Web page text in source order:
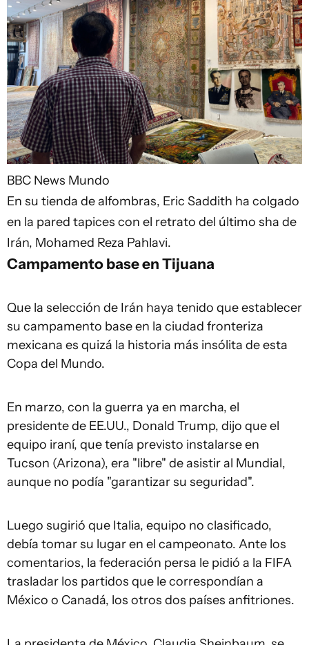
BBC News Mundo
En su tienda de alfombras, Eric Saddith ha colgado
en la pared tapices con el retrato del último sha de
Irán, Mohamed Reza Pahlavi.
Campamento base en Tijuana
Que la selección de Irán haya tenido que establecer
su campamento base en la ciudad fronteriza
mexicana es quizá la historia más insólita de esta
Copa del Mundo.
En marzo, con la guerra ya en marcha, el
presidente de EE.UU., Donald Trump, dijo que el
equipo iraní, que tenía previsto instalarse en
Tucson (Arizona), era "libre" de asistir al Mundial,
aunque no podía "garantizar su seguridad".
Luego sugirió que Italia, equipo no clasificado,
debía tomar su lugar en el campeonato. Ante los
comentarios, la federación persa le pidió a la FIFA
trasladar los partidos que le correspondían a
México o Canadá, los otros dos países anfitriones.